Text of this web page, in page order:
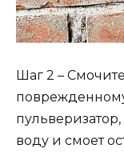
Шаг 2 –
воду и смоет